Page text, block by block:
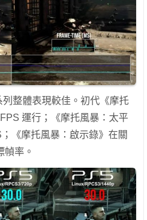
整體表現較佳。初代《摩托
運行；《摩托風暴：太平
《摩托風暴：啟示錄》在關
幀率。